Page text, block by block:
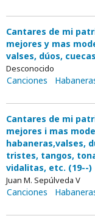
Cantares de mi
mejores y mas
valses, dúos,
Desconocido
Canciones
Cantares de mi
mejores i mas
habaneras,valses,
tristes, tangos,
vidalitas, etc. (19--)
Juan M. Sepúlveda V
Canciones